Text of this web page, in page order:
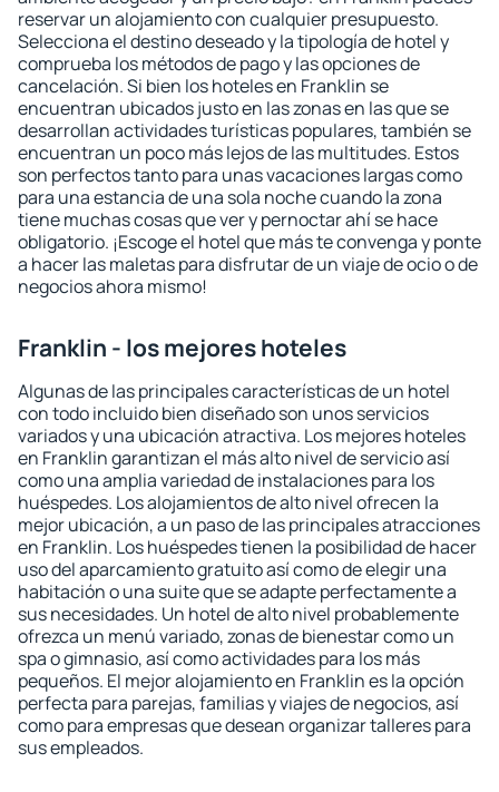
reservar un alojamiento con cualquier presupuesto.
Selecciona el destino deseado y la tipología de hotel y
comprueba los métodos de pago y las opciones de
cancelación. Si bien los hoteles en Franklin se
encuentran ubicados justo en las zonas en las que se
desarrollan actividades turísticas populares, también se
encuentran un poco más lejos de las multitudes. Estos
son perfectos tanto para unas vacaciones largas como
para una estancia de una sola noche cuando la zona
tiene muchas cosas que ver y pernoctar ahí se hace
obligatorio. ¡Escoge el hotel que más te convenga y ponte
a hacer las maletas para disfrutar de un viaje de ocio o de
negocios ahora mismo!
Franklin - los mejores hoteles
Algunas de las principales características de un hotel
con todo incluido bien diseñado son unos servicios
variados y una ubicación atractiva. Los mejores hoteles
en Franklin garantizan el más alto nivel de servicio así
como una amplia variedad de instalaciones para los
huéspedes. Los alojamientos de alto nivel ofrecen la
mejor ubicación, a un paso de las principales atracciones
en Franklin. Los huéspedes tienen la posibilidad de hacer
uso del aparcamiento gratuito así como de elegir una
habitación o una suite que se adapte perfectamente a
sus necesidades. Un hotel de alto nivel probablemente
ofrezca un menú variado, zonas de bienestar como un
spa o gimnasio, así como actividades para los más
pequeños. El mejor alojamiento en Franklin es la opción
perfecta para parejas, familias y viajes de negocios, así
como para empresas que desean organizar talleres para
sus empleados.